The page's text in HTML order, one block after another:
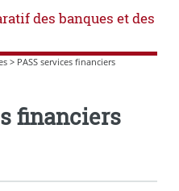
des banques et des
> PASS services financiers
financiers